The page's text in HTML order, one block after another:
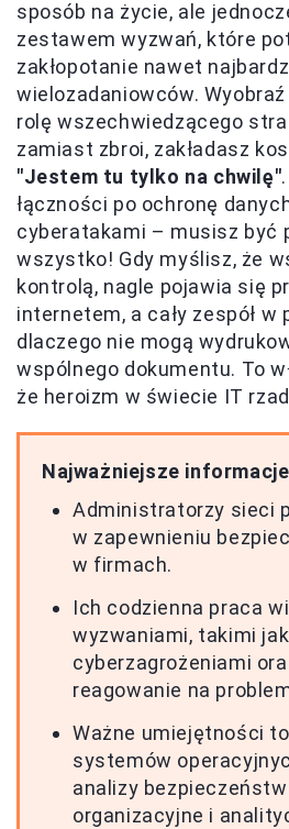
sposób na życie, ale
zestawem wyzwań, które
zakłopotanie nawet
wielozadaniowców. Wyobraź
rolę wszechwiedzącego
zamiast zbroi, zakładasz
"Jestem tu tylko na chwilę"
łączności po ochronę
cyberatakami – musisz być
wszystko! Gdy myślisz, że
kontrolą, nagle pojawia się
internetem, a cały zespół w
dlaczego nie mogą
wspólnego dokumentu. To
że heroizm w świecie IT
Najważniejsze
Administratorzy sieci
w zapewnieniu
w firmach.
Ich codzienna praca
wyzwaniami, takimi
cyberzagrożeniami
reagowanie na
Ważne umiejętności
systemów
analizy
organizacyjne i